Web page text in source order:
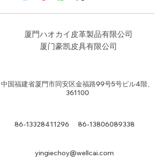
厦門ハオカイ皮革製品有限公司
​厦门豪凯皮具有限公司
中国福建省厦門市同安区金福路99号5号ビル4階、
361100
86-13328411296 86-13806089338
yingiechoy@wellcai.com